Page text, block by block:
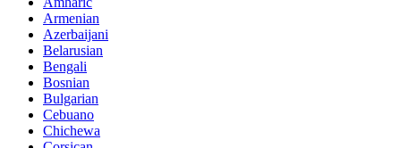
Armenian
Azerbaijani
Belarusian
Bengali
Bosnian
Bulgarian
Cebuano
Chichewa